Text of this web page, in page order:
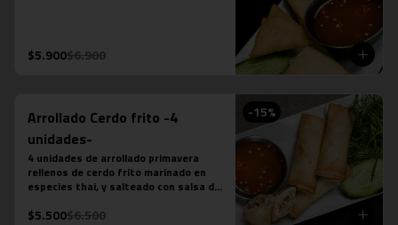
$5.900$6.900
-15%
Arrollado Cerdo frito -4
unidades-
4 unidades de arrollado primavera
rellenos de cerdo frito marinado en
especies thai, y salteado con salsa de
acompañado de salsa chilli dulce.
$5.500$6.500